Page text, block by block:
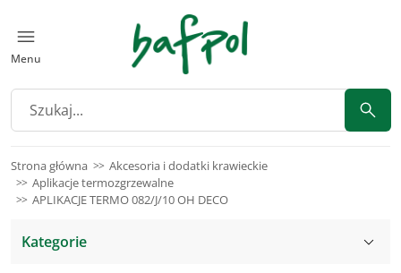
Menu
Strona główna
Akcesoria i dodatki krawieckie
Aplikacje termozgrzewalne
APLIKACJE TERMO 082/J/10 OH DECO
Kategorie